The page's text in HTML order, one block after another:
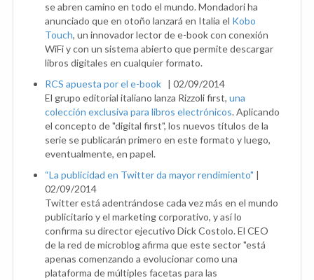
se abren camino en todo el mundo. Mondadori ha
anunciado que en otoño lanzará en Italia el Kobo
Touch, un innovador lector de e-book con conexión
WiFi y con un sistema abierto que permite descargar
libros digitales en cualquier formato.
RCS apuesta por el e-book | 02/09/2014
El grupo editorial italiano lanza Rizzoli first, una
colección exclusiva para libros electrónicos. Aplicando
el concepto de "digital first", los nuevos títulos de la
serie se publicarán primero en este formato y luego,
eventualmente, en papel.
“La publicidad en Twitter da mayor rendimiento" |
02/09/2014
Twitter está adentrándose cada vez más en el mundo
publicitario y el marketing corporativo, y así lo
confirma su director ejecutivo Dick Costolo. El CEO
de la red de microblog afirma que este sector "está
apenas comenzando a evolucionar como una
plataforma de múltiples facetas para las